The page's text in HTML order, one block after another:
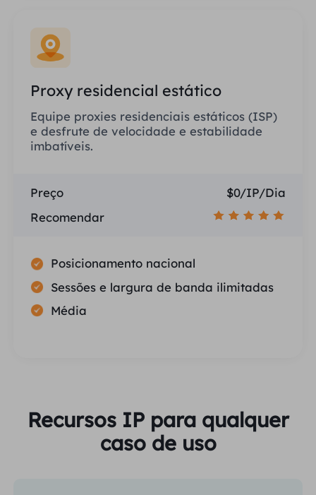
Proxy residencial estático
Equipe proxies residenciais estáticos (ISP)
e desfrute de velocidade e estabilidade
imbatíveis.
Preço
$0/IP/Dia
Recomendar
Posicionamento nacional
Sessões e largura de banda ilimitadas
Média
Recursos IP para qualquer
caso de uso